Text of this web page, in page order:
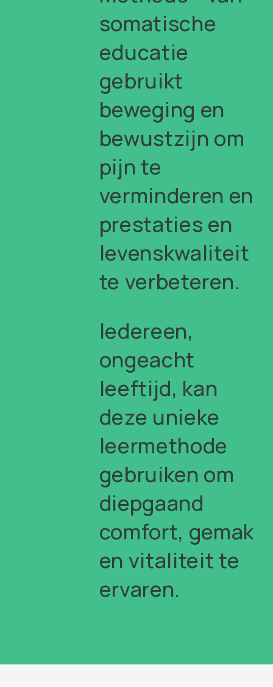
somatische
educatie
gebruikt
beweging en
bewustzijn om
pijn te
verminderen en
prestaties en
levenskwaliteit
te verbeteren.
Iedereen,
ongeacht
leeftijd, kan
deze unieke
leermethode
gebruiken om
diepgaand
comfort, gemak
en vitaliteit te
ervaren.